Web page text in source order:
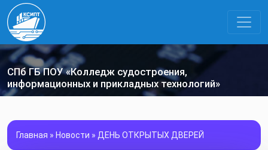
СПб ГБ ПОУ «Колледж судостроения,
информационных и прикладных технологий»
Главная » Новости » ДЕНЬ ОТКРЫТЫХ ДВЕРЕЙ